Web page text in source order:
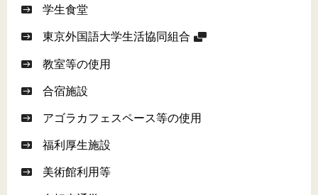
学生食堂
東京外国語大学生活協同組合
教室等の使用
合宿施設
アゴラカフェスペース等の使用
福利厚生施設
美術館利用等